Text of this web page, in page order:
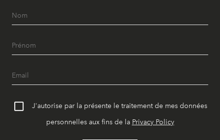
J'autorise par la présente le traitement de mes données
personnelles aux fins de la Privacy Policy